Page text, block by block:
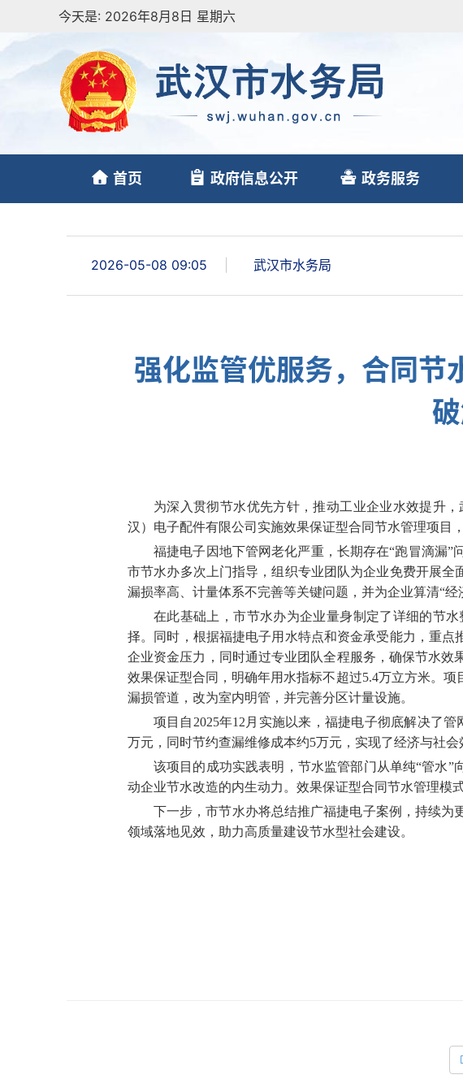
今天是: 2026年8月8日 星期六
首页 政府信息公开 政务服务
2026-05-08 09:05 武汉市水务局
强化监管优服务，合同
为深入贯彻节水优先方针，推动工业企业水效提升
汉）电子配件有限公司实施效果保证型合同节水管理项目
福捷电子因地下管网老化严重，长期存在“跑冒滴漏”
市节水办多次上门指导，组织专业团队为企业免费开展
漏损率高、计量体系不完善等关键问题，并为企业算清“
在此基础上，市节水办为企业量身制定了详细的节
择。同时，根据福捷电子用水特点和资金承受能力，重
企业资金压力，同时通过专业团队全程服务，确保节水
效果保证型合同，明确年用水指标不超过5.4万立方米。
漏损管道，改为室内明管，并完善分区计量设施。
项目自2025年12月实施以来，福捷电子彻底解决了
万元，同时节约查漏维修成本约5万元，实现了经济与社会
该项目的成功实践表明，节水监管部门从单纯“管水
动企业节水改造的内生动力。效果保证型合同节水管理模
下一步，市节水办将总结推广福捷电子案例，持续
领域落地见效，助力高质量建设节水型社会建设。